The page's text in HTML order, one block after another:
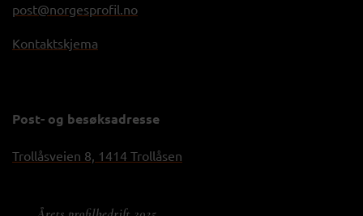
post@norgesprofil.no
Kontaktskjema
Post- og besøksadresse
Trollåsveien 8, 1414 Trollåsen